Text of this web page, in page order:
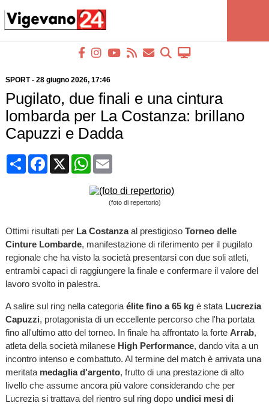
SPORT- 28 giugno 2026, 17:46
Pugilato, due finali e una cintura
lombarda per La Costanza: brillano
Capuzzi e Dadda
CondividiFacebook
X WhatsApp
Email
(foto di repertorio)
Ottimi risultati per La Costanzaal prestigioso Torneo delle
Cinture Lombarde, manifestazione di riferimento per il pugilato
regionale che ha visto la società presentarsi con due soli atleti,
entrambi capaci di raggiungere la finale e confermare il valore del
lavoro svolto in palestra.
A salire sul ring nella categoria élite fino a 65 kgè stata Lucrezia
Capuzzi, protagonista di un eccellente percorso che l'ha portata
fino all'ultimo atto del torneo. In finale ha affrontato la forte Arrab,
atleta della società milanese High Performance, dando vita a un
incontro intenso e combattuto. Al termine del match è arrivata una
meritata medaglia d'argento, frutto di una prestazione di alto
livello che assume ancora più valore considerando che per
Lucrezia si trattava del rientro sul ring dopo undici mesi di